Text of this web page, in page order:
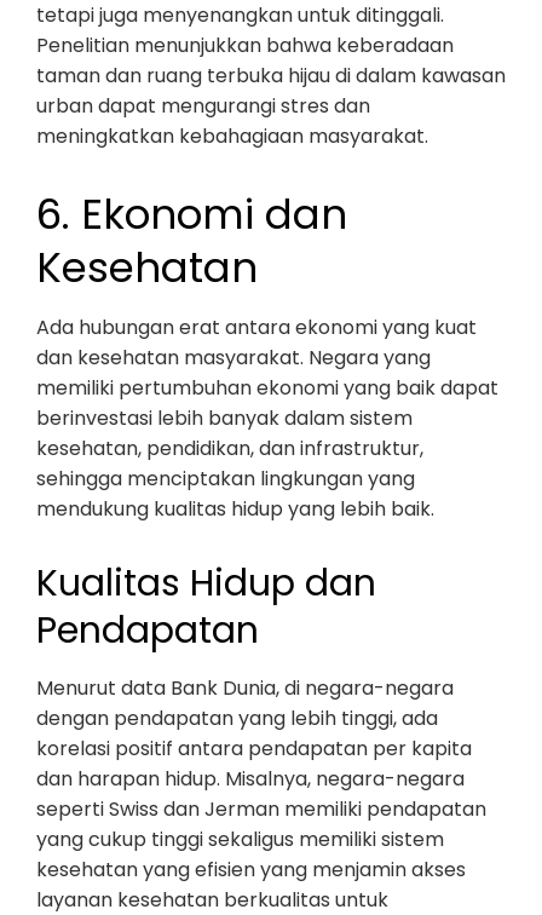
tetapi juga menyenangkan untuk ditinggali.
Penelitian menunjukkan bahwa keberadaan
taman dan ruang terbuka hijau di dalam kawasan
urban dapat mengurangi stres dan
meningkatkan kebahagiaan masyarakat.
6. Ekonomi dan
Kesehatan
Ada hubungan erat antara ekonomi yang kuat
dan kesehatan masyarakat. Negara yang
memiliki pertumbuhan ekonomi yang baik dapat
berinvestasi lebih banyak dalam sistem
kesehatan, pendidikan, dan infrastruktur,
sehingga menciptakan lingkungan yang
mendukung kualitas hidup yang lebih baik.
Kualitas Hidup dan
Pendapatan
Menurut data Bank Dunia, di negara-negara
dengan pendapatan yang lebih tinggi, ada
korelasi positif antara pendapatan per kapita
dan harapan hidup. Misalnya, negara-negara
seperti Swiss dan Jerman memiliki pendapatan
yang cukup tinggi sekaligus memiliki sistem
kesehatan yang efisien yang menjamin akses
layanan kesehatan berkualitas untuk